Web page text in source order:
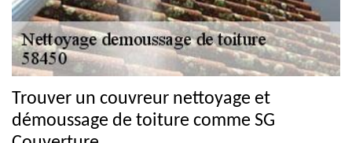
Trouver un couvreur nettoyage et
démoussage de toiture comme SG